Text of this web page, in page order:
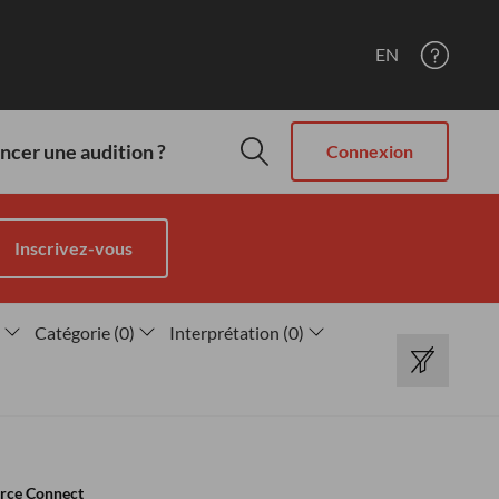
EN
une audition ? Connexion
Inscrivez-vous
Catégorie (0) Interprétation (0)
Connect